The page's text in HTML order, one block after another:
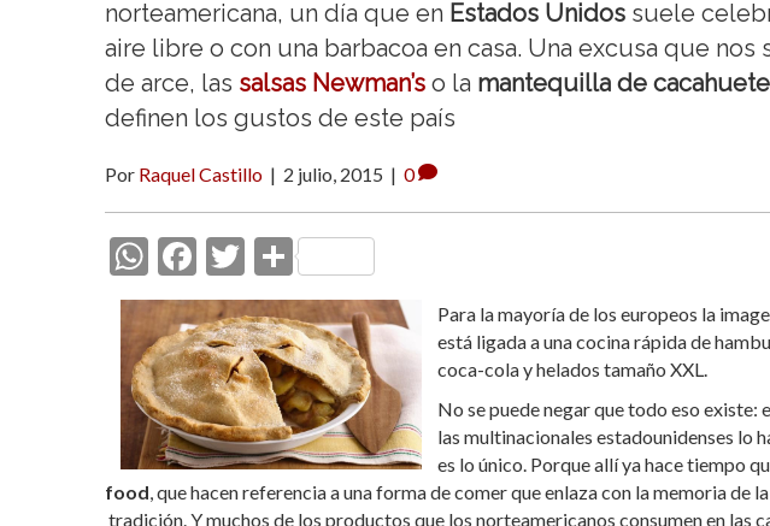
norteamericana, un día que en Estados Unidos suele
aire libre o con una barbacoa en casa. Una excusa que nos
de arce, las salsas Newman’s o la mantequilla de cacahuete
definen los gustos de este país
Por Raquel Castillo | 2 julio, 2015 | 0
W
h
at
s
A
p
p
F
ac
e
b
o
o
k
T
w
itt
er
C
o
m
p
ar
ti
r
Para la mayoría de los europeos la
está ligada a una cocina rápida de
coca-cola y helados tamaño XXL.
No se puede negar que todo eso existe:
las multinacionales estadounidenses lo
es lo único. Porque allí ya hace tiempo
food , que hacen referencia a una forma de comer que enlaza con la memoria
tradición. Y muchos de los productos que los norteamericanos consumen en las